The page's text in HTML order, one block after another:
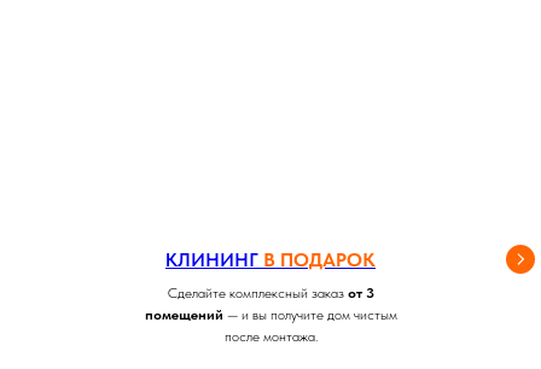
КЛИНИНГ В ПОДАРОК
Сделайте комплексный заказ от 3
помещений — и вы получите дом чистым
после монтажа.